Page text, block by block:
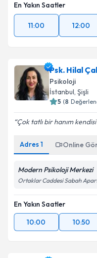
En Yakın Saatler
11:00 12:00
Psk. Hilal
Psikoloji
İstanbul, Şişli
5 (8
Çok tatlı bir hanım
Adres 1 Online
Modern Psikoloji Merkezi
Ortaklar Caddesi Sabah
En Yakın Saatler
10:00
10:50